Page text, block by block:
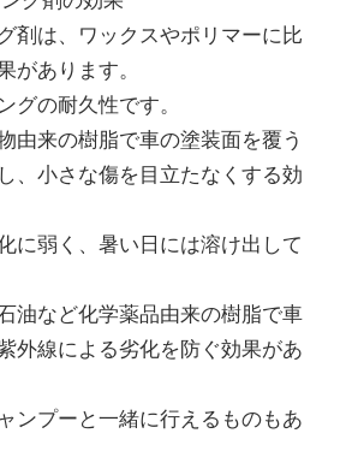
剤は、ワックスやポリマーに比
があります。
グの耐久性です。
由来の樹脂で車の塗装面を覆う
、小さな傷を目立たなくする効
に弱く、暑い日には溶け出して
油など化学薬品由来の樹脂で車
外線による劣化を防ぐ効果があ
ンプーと一緒に行えるものもあ